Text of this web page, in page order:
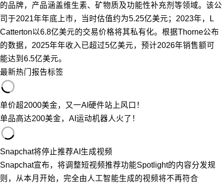
的品牌，产品涵盖维生素、矿物质及功能性补充剂等领域。该公
司于2021年年底上市，当时估值约为5.25亿美元；2023年，L
Catterton以6.8亿美元的交易价格将其私有化。根据Thorne公布
的数据，2025年年收入已超过5亿美元，预计2026年销售额可
能达到6.5亿美元。
最新热门 报告标签
单价超2000美金，又一AI硬件站上风口！
单品高达200美金，AI运动机器人火了！
Snapchat将停止推荐AI生成视频
Snapchat宣布，将调整短视频推荐功能Spotlight的内容分发规
则，从本月开始，完全由人工智能生成的视频将不再符合